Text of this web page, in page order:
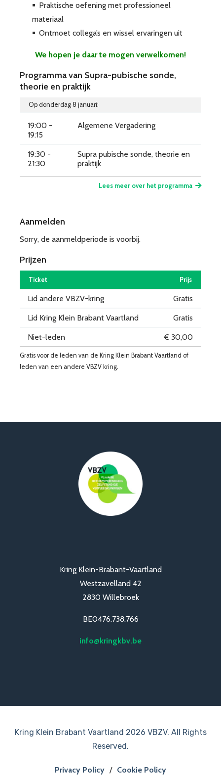
Praktische oefening met professioneel
materiaal
Ontmoet collega’s en wissel ervaringen uit
We hopen je daar te mogen verwelkomen!
Programma van Supra-pubische sonde,
theorie en praktijk
Op donderdag 8 januari:
19:00 -
19:15
Algemene Vergadering
19:30 -
21:30
Supra pubische sonde, theorie en
praktijk
Lees meer over het programma
Aanmelden
Sorry, de aanmeldperiode is voorbij.
Prijzen
Ticket Prijs
Lid andere VBZV-kring Gratis
Lid Kring Klein Brabant Vaartland Gratis
Niet-leden € 30,00
Gratis voor de leden van de Kring Klein Brabant Vaartland of
leden van een andere VBZV kring.
Kring Klein-Brabant-Vaartland
Westzavelland 42
2830 Willebroek
BE0476.738.766
info@kringkbv.be
Kring Klein Brabant Vaartland 2026 VBZV. All Rights
Reserved.
Privacy Policy / Cookie Policy